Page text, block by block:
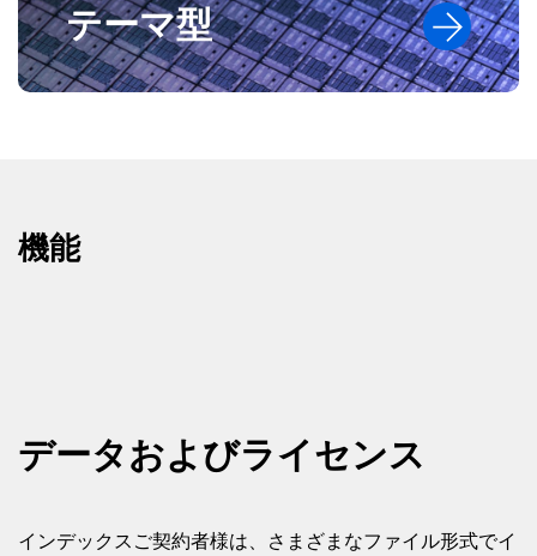
テーマ型
機能
データおよびライセンス
インデックスご契約者様は、さまざまなファイル形式でイ